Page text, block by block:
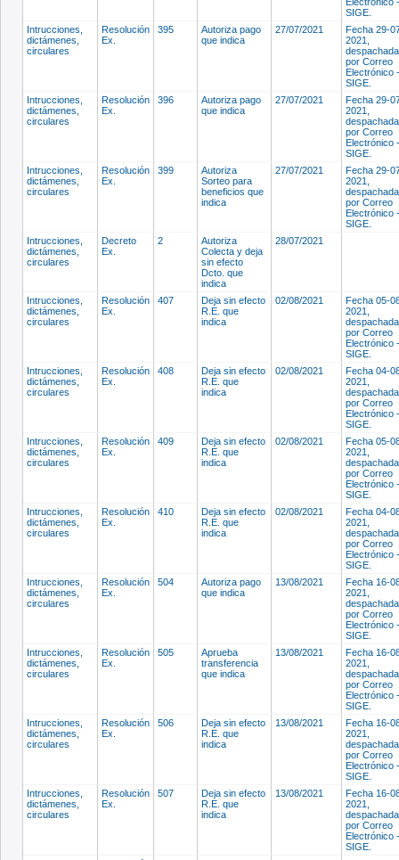
SIGE.
Intrucciones,
dictámenes,
circulares
Resolución
Ex.
395
Autoriza pago
que indica
27/07/2021
Fecha 29-
2021,
despachada
por Correo
Electrónico -
SIGE.
Intrucciones,
dictámenes,
circulares
Resolución
Ex.
396
Autoriza pago
que indica
27/07/2021
Fecha 29-
2021,
despachada
por Correo
Electrónico -
SIGE.
Intrucciones,
dictámenes,
circulares
Resolución
Ex.
399
Autoriza
Sorteo para
beneficios que
indica
27/07/2021
Fecha 29-
2021,
despachada
por Correo
Electrónico -
SIGE.
Intrucciones,
dictámenes,
circulares
Decreto
Ex.
2
Autoriza
Colecta y deja
sin efecto
Dcto. que
indica
28/07/2021
Intrucciones,
dictámenes,
circulares
Resolución
Ex.
407
Deja sin efecto
R.E. que
indica
02/08/2021
Fecha 05-
2021,
despachada
por Correo
Electrónico -
SIGE.
Intrucciones,
dictámenes,
circulares
Resolución
Ex.
408
Deja sin efecto
R.E. que
indica
02/08/2021
Fecha 04-
2021,
despachada
por Correo
Electrónico -
SIGE.
Intrucciones,
dictámenes,
circulares
Resolución
Ex.
409
Deja sin efecto
R.E. que
indica
02/08/2021
Fecha 05-
2021,
despachada
por Correo
Electrónico -
SIGE.
Intrucciones,
dictámenes,
circulares
Resolución
Ex.
410
Deja sin efecto
R.E. que
indica
02/08/2021
Fecha 04-
2021,
despachada
por Correo
Electrónico -
SIGE.
Intrucciones,
dictámenes,
circulares
Resolución
Ex.
504
Autoriza pago
que indica
13/08/2021
Fecha 16-
2021,
despachada
por Correo
Electrónico -
SIGE.
Intrucciones,
dictámenes,
circulares
Resolución
Ex.
505
Aprueba
transferencia
que indica
13/08/2021
Fecha 16-
2021,
despachada
por Correo
Electrónico -
SIGE.
Intrucciones,
dictámenes,
circulares
Resolución
Ex.
506
Deja sin efecto
R.E. que
indica
13/08/2021
Fecha 16-
2021,
despachada
por Correo
Electrónico -
SIGE.
Intrucciones,
dictámenes,
circulares
Resolución
Ex.
507
Deja sin efecto
R.E. que
indica
13/08/2021
Fecha 16-
2021,
despachada
por Correo
Electrónico -
SIGE.